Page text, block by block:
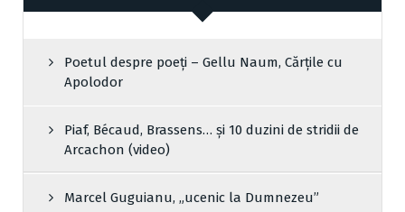
Poetul despre poeți – Gellu Naum, Cărțile cu
Apolodor
Piaf, Bécaud, Brassens… și 10 duzini de stridii de
Arcachon (video)
Marcel Guguianu, „ucenic la Dumnezeu”